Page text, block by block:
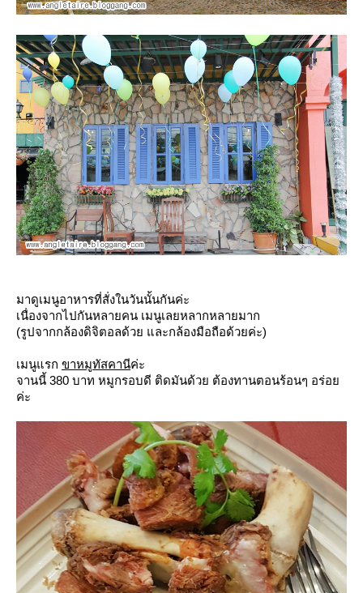
มาดูเมนูอาหารที่สั่งในวันนั้นกันค่ะ
เนื่องจากไปกันหลายคน เมนูเลยหลากหลายมาก
(รูปจากกล้องดิจิตอลด้วย และกล้องมือถือด้วยค่ะ)
เมนูแรก ขาหมูทัสคานีค่ะ
จานนี้ 380 บาท หมูกรอบดี ติดมันด้วย ต้องทานตอนร้อนๆ อร่อ
ค่ะ